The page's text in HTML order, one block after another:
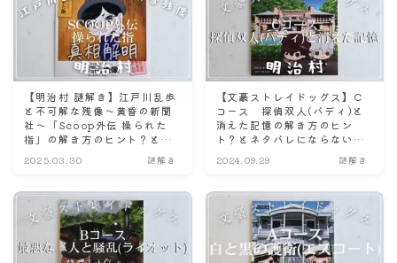
【明治村 謎解き】江戸川乱歩
と不可解な残像～黄昏の新聞
社〜「Scoop外伝 操られた
指」の解き方のヒント？とネ
想。
2025.03.30 謎解き
【文豪ストレイドッグス】C
コース 探偵双人(バディ)と
消えた記憶の解き方のヒン
ト？とネタバレにならない程
2024.09.29 謎解き